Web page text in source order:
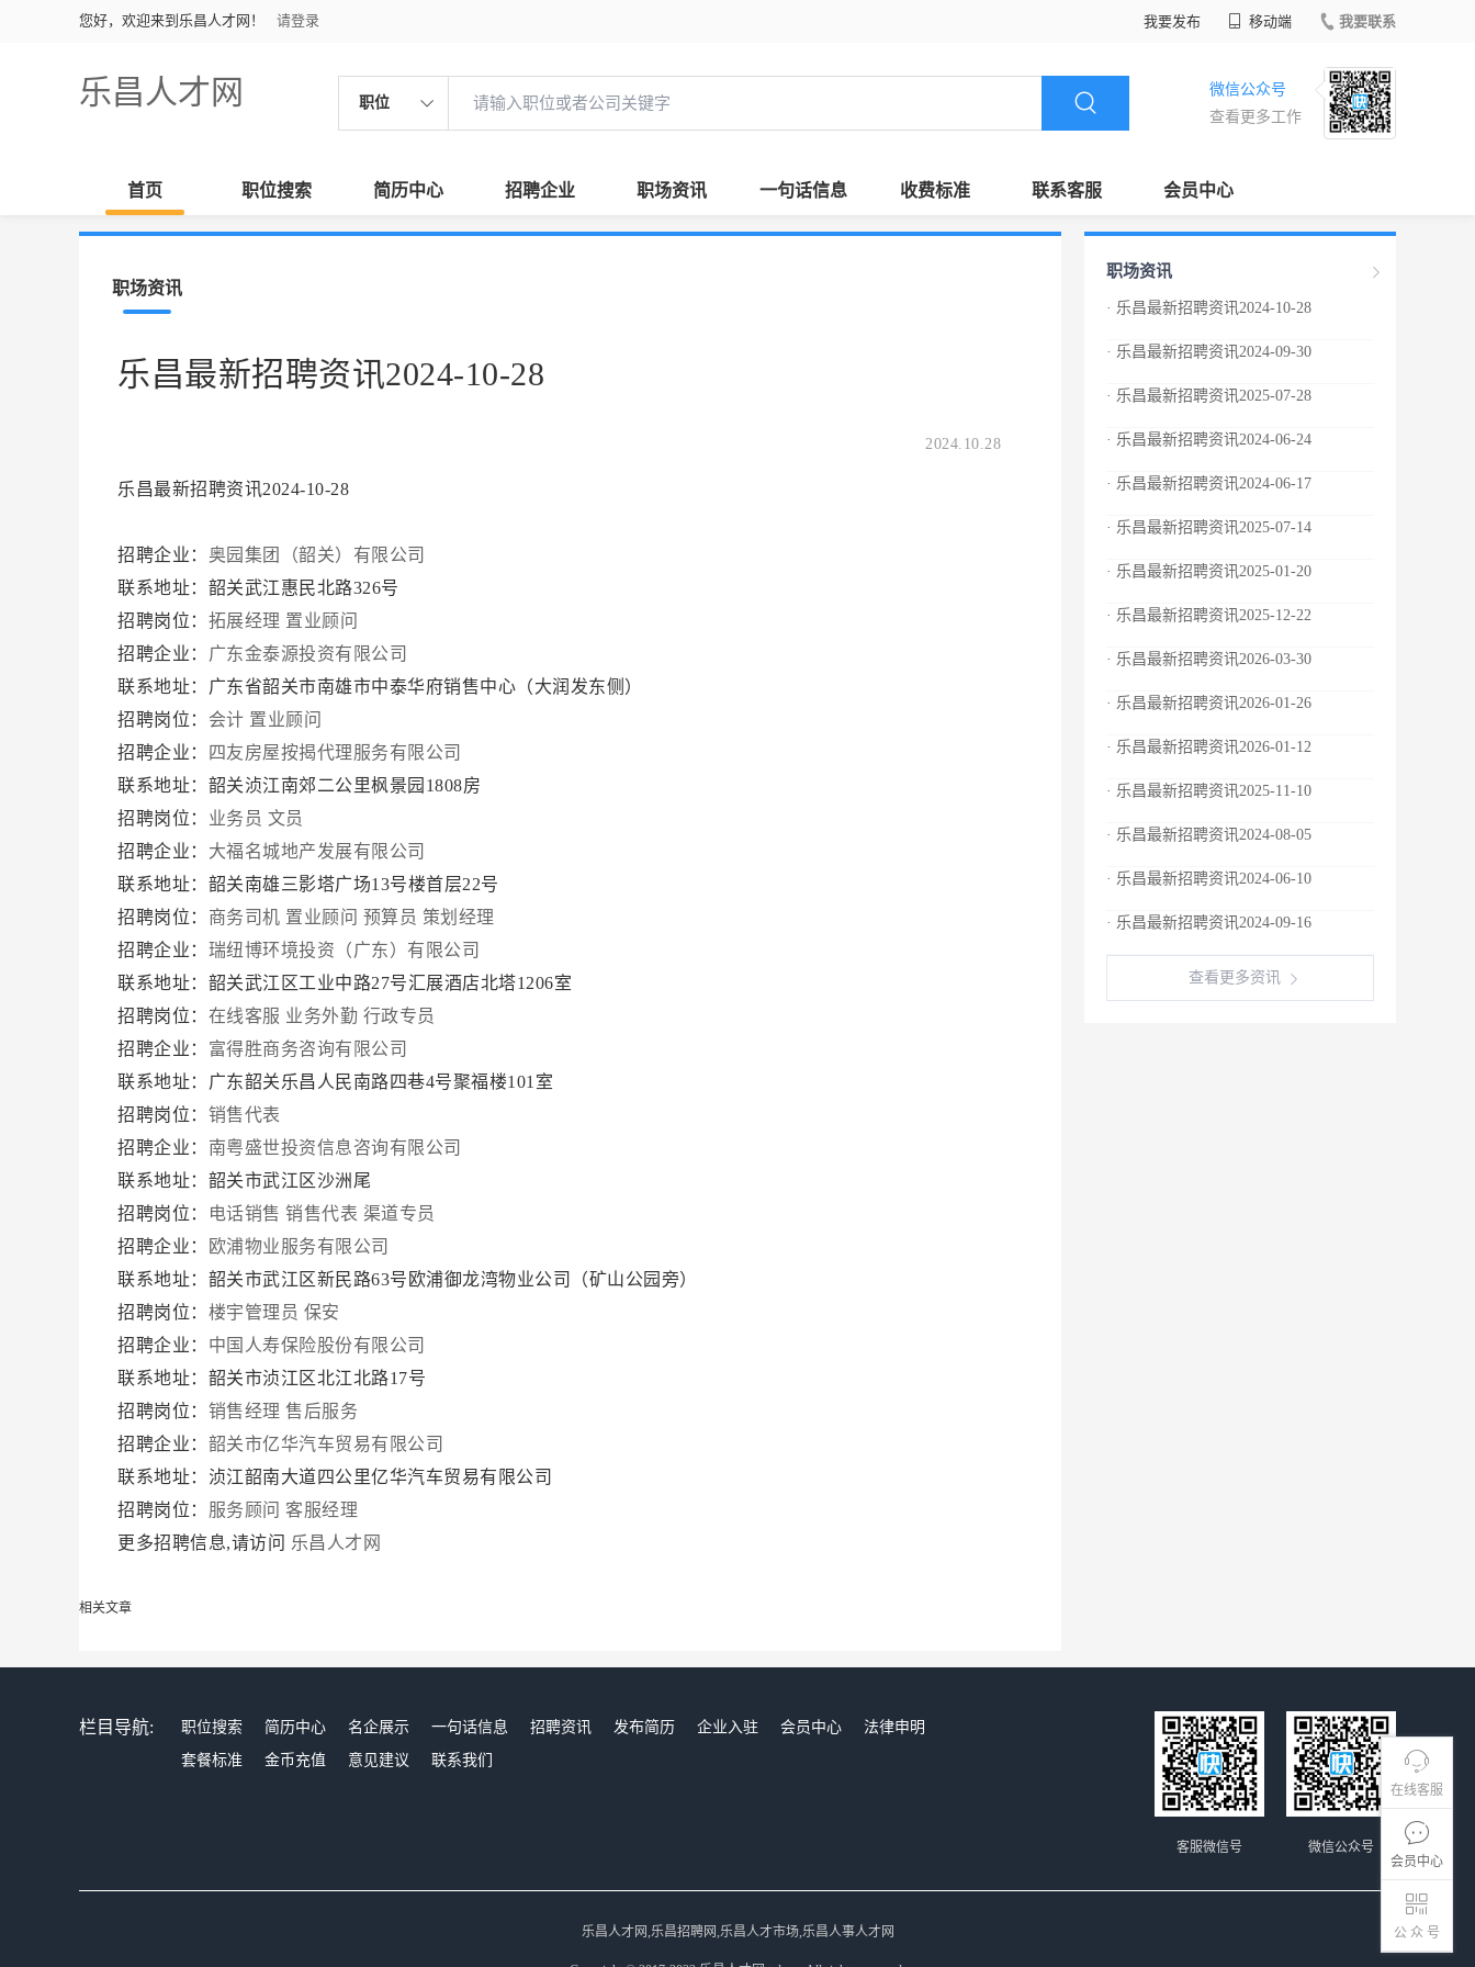
您好，欢迎来到乐昌人才网！ 请登录 我要发布 移动端 我要联系
乐昌人才网 职位
微信公众号
查看更多工作
首页 职位搜索 简历中心 招聘企业 职场资讯 一句话信息 收费标准 联系客服 会员中心
在线客服
会员中心
公 众 号
职场资讯
乐昌最新招聘资讯2024-10-28
2024.10.28
乐昌最新招聘资讯2024-10-28
招聘企业： 奥园集团（韶关）有限公司
联系地址：韶关武江惠民北路326号
招聘岗位： 拓展经理 置业顾问
招聘企业： 广东金泰源投资有限公司
联系地址：广东省韶关市南雄市中泰华府销售中心（大润发东侧）
招聘岗位： 会计 置业顾问
招聘企业：
四友房屋按揭代理服务有限公司
联系地址：韶关浈江南郊二公里枫景园1808房
招聘岗位： 业务员 文员
招聘企业： 大福名城地产发展有限公司
联系地址：韶关南雄三影塔广场13号楼首层22号
招聘岗位： 商务司机 置业顾问 预算员 策划经理
招聘企业： 瑞纽博环境投资（广东）有限公司
联系地址：韶关武江区工业中路27号汇展酒店北塔1206室
招聘岗位： 在线客服 业务外勤 行政专员
招聘企业： 富得胜商务咨询有限公司
联系地址：广东韶关乐昌人民南路四巷4号聚福楼101室
招聘岗位： 销售代表
招聘企业： 南粤盛世投资信息咨询有限公司
联系地址：韶关市武江区沙洲尾
招聘岗位：
电话销售 销售代表 渠道专员
招聘企业：
欧浦物业服务有限公司
联系地址：韶关市武江区新民路63号欧浦御龙湾物业公司（矿山公园旁）
招聘岗位： 楼宇管理员 保安
招聘企业： 中国人寿保险股份有限公司
联系地址：韶关市浈江区北江北路17号
招聘岗位： 销售经理 售后服务
招聘企业： 韶关市亿华汽车贸易有限公司
联系地址：浈江韶南大道四公里亿华汽车贸易有限公司
招聘岗位： 服务顾问
客服经理
更多招聘信息,请访问 乐昌人才网
相关文章
职场资讯
· 乐昌最新招聘资讯2024-10-28
· 乐昌最新招聘资讯2024-09-30
· 乐昌最新招聘资讯2025-07-28
· 乐昌最新招聘资讯2024-06-24
· 乐昌最新招聘资讯2024-06-17
· 乐昌最新招聘资讯2025-07-14
· 乐昌最新招聘资讯2025-01-20
· 乐昌最新招聘资讯2025-12-22
· 乐昌最新招聘资讯2026-03-30
· 乐昌最新招聘资讯2026-01-26
· 乐昌最新招聘资讯2026-01-12
· 乐昌最新招聘资讯2025-11-10
· 乐昌最新招聘资讯2024-08-05
· 乐昌最新招聘资讯2024-06-10
· 乐昌最新招聘资讯2024-09-16
查看更多资讯
栏目导航: 职位搜索 简历中心 名企展示 一句话信息 招聘资讯 发布简历 企业入驻 会员中心
法律申明
套餐标准
金币充值 意见建议 联系我们
微信公众号
客服微信号
乐昌人才网,乐昌招聘网,乐昌人才市场,乐昌人事人才网